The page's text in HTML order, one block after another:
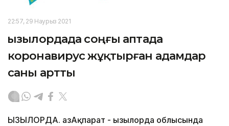
22:57, 29 Наурыз 2021
Қызылордада соңғы аптада
коронавирус жұқтырған адамдар
саны артты
ҚЫЗЫЛОРДА. ҚазАқпарат - Қызылорда облысында